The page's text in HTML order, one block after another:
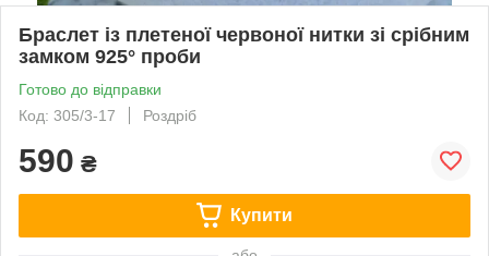
Браслет із плетеної червоної нитки зі срібним
замком 925° проби
Готово до відправки
Код: 305/3-17
Роздріб
590 ₴
Купити